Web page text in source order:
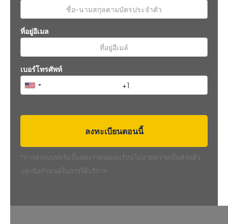
ที่อยู่อีเมล
เบอร์โทรศัพท์
*การส่งแบบฟอร์มนี้แสดงว่าคุณยอมรับนโยบายความเป็นส่วนตัว
และข้อกำหนดในการให้บริการ